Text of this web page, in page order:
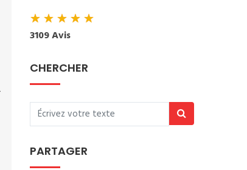
★★★★★
3109 Avis
CHERCHER
PARTAGER